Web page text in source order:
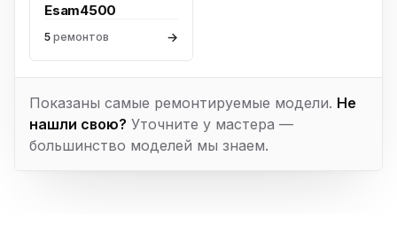
Esam4500
5 ремонтов →
Показаны самые ремонтируемые модели. Не
нашли свою? Уточните у мастера —
большинство моделей мы знаем.